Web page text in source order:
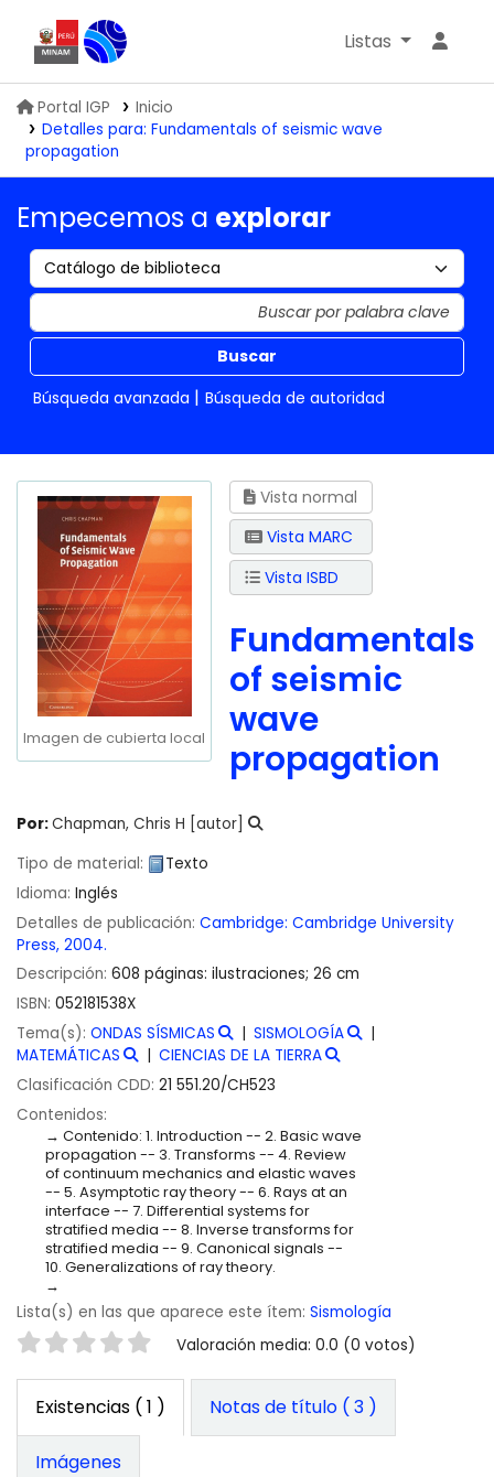
Biblioteca IGP
Listas
Portal IGP
Inicio
Detalles para: Fundamentals of seismic wave
propagation
Empecemos a explorar
Buscar
Búsqueda avanzada
Búsqueda de autoridad
Imagen de cubierta local
Vista normal
Vista MARC
Vista ISBD
Fundamentals
of seismic
wave
propagation
Por:Chapman, Chris H [autor]
Tipo de material:
Texto
Idioma: Inglés
Detalles de publicación: Cambridge: Cambridge University
Press, 2004.
Descripción: 608 páginas: ilustraciones; 26 cm
ISBN: 052181538X
Tema(s): ONDAS SÍSMICAS
SISMOLOGÍA
MATEMÁTICAS
CIENCIAS DE LA TIERRA
Clasificación CDD: 21 551.20/CH523
Contenidos:
Contenido: 1. Introduction -- 2. Basic wave
propagation -- 3. Transforms -- 4. Review
of continuum mechanics and elastic waves
-- 5. Asymptotic ray theory -- 6. Rays at an
interface -- 7. Differential systems for
stratified media -- 8. Inverse transforms for
stratified media -- 9. Canonical signals --
10. Generalizations of ray theory.
Lista(s) en las que aparece este ítem: Sismología
Valoración Valoración media: 0.0 (0 votos)
Existencias ( 1 ) Notas de título ( 3 )
Imágenes